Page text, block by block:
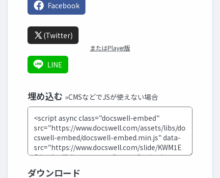
Facebook
(Twitter)
またはPlayer版
LINE
埋め込む »CMSなどでJSが使えない場合
ダウンロード